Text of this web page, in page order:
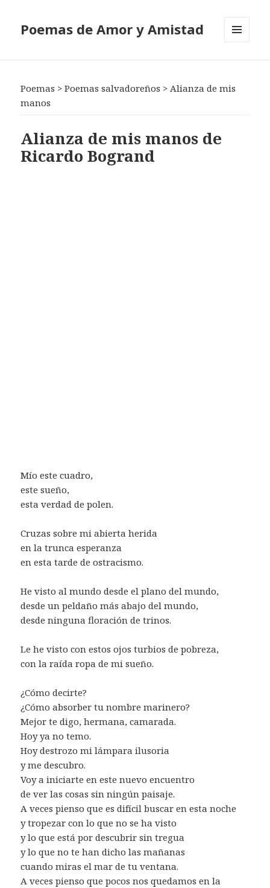
Poemas de Amor y Amistad
Poemas >Poemas salvadoreños >Alianza de mis
manos
Alianza de mis manos de
Ricardo Bogrand
Mío este cuadro,
este sueño,
esta verdad de polen.
Cruzas sobre mi abierta herida
en la trunca esperanza
en esta tarde de ostracismo.
He visto al mundo desde el plano del mundo,
desde un peldaño más abajo del mundo,
desde ninguna floración de trinos.
Le he visto con estos ojos turbios de pobreza,
con la raída ropa de mi sueño.
¿Cómo decirte?
¿Cómo absorber tu nombre marinero?
Mejor te digo, hermana, camarada.
Hoy ya no temo.
Hoy destrozo mi lámpara ilusoria
y me descubro.
Voy a iniciarte en este nuevo encuentro
de ver las cosas sin ningún paisaje.
A veces pienso que es difícil buscar en esta noche
y tropezar con lo que no se ha visto
y lo que está por descubrir sin tregua
y lo que no te han dicho las mañanas
cuando miras el mar de tu ventana.
A veces pienso que pocos nos quedamos en la